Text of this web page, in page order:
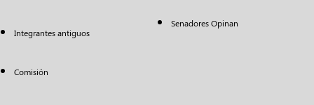
Integrantes antiguos
Comisión
Senadores Opinan